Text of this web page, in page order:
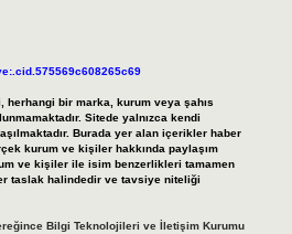
herhangi bir marka, kurum veya şahıs
Sitede yalnızca kendi
Burada yer alan içerikler haber
kurum ve kişiler hakkında paylaşım
ve kişiler ile isim benzerlikleri tamamen
taslak halindedir ve tavsiye niteliği
Bilgi Teknolojileri ve İletişim Kurumu